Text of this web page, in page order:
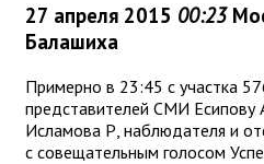
27 апреля 2015 00:23
Балашиха
Примерно в 23:45 с участка
представителей СМИ Есипову
Исламова Р, наблюдателя и
с совещательным голосом